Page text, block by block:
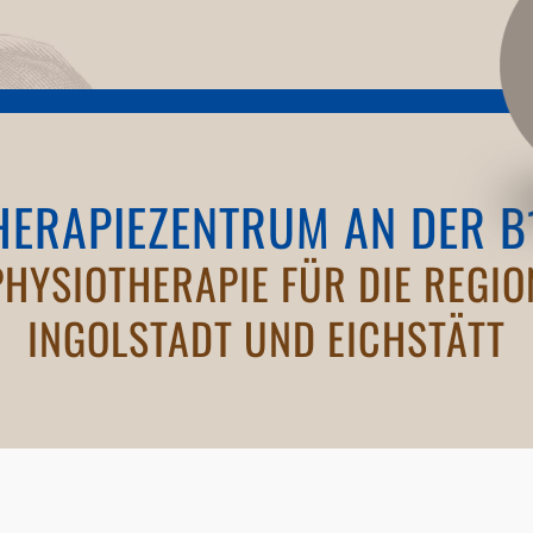
AN DER
FÜR DIE
INGOLSTADT UND EICHSTÄTT